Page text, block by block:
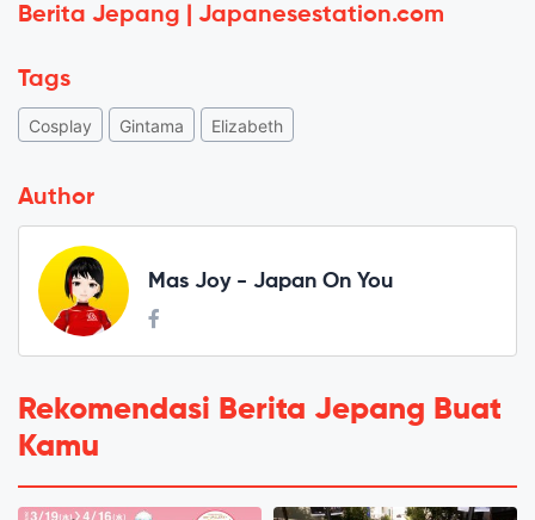
Berita Jepang | Japanesestation.com
Tags
Cosplay Gintama Elizabeth
Author
Mas Joy - Japan On You
Rekomendasi Berita Jepang Buat
Kamu